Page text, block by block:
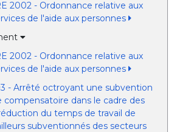
2002 - Ordonnance relative aux
de l'aide aux personnes
2002 - Ordonnance relative aux
de l'aide aux personnes
- Arrêté octroyant une subvention
compensatoire dans le cadre des
du temps de travail de
subventionnés des secteurs